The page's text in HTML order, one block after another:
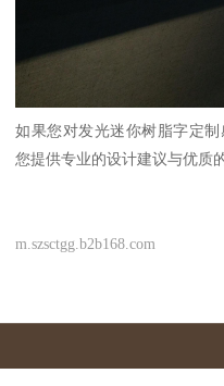
如果您对发光迷你树脂字定
您提供专业的设计建议与优质
m.szsctgg.b2b168.com